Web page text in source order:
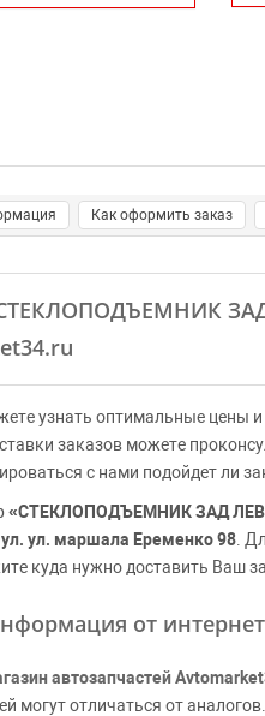
Как оформить заказ
узнать оптимальные цены
заказов можете
с нами подойдет ли
«СТЕКЛОПОДЪЕМНИК ЗАД
ул. ул. маршала Еременко 98 .
куда нужно доставить Ваш
от
автозапчастей
могут отличаться от